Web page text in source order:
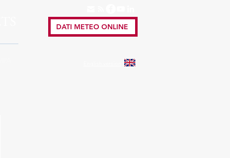
DATI METEO ONLINE